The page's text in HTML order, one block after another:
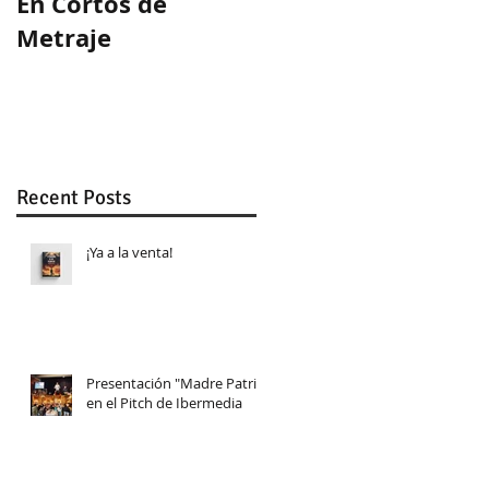
Metraje
Recent Posts
¡Ya a la venta!
Presentación "Madre Patria"
en el Pitch de Ibermedia